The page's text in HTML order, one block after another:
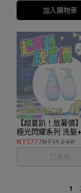
加入購物車
【超夏趴！放暑價
極光閃耀系列 洗髮
二入組
NT$777NT$1,240
已售完
1